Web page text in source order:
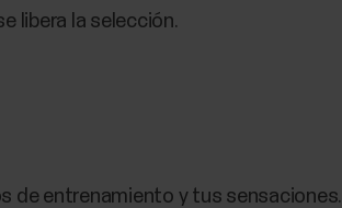
libera la selección.
de entrenamiento y tus sensaciones.